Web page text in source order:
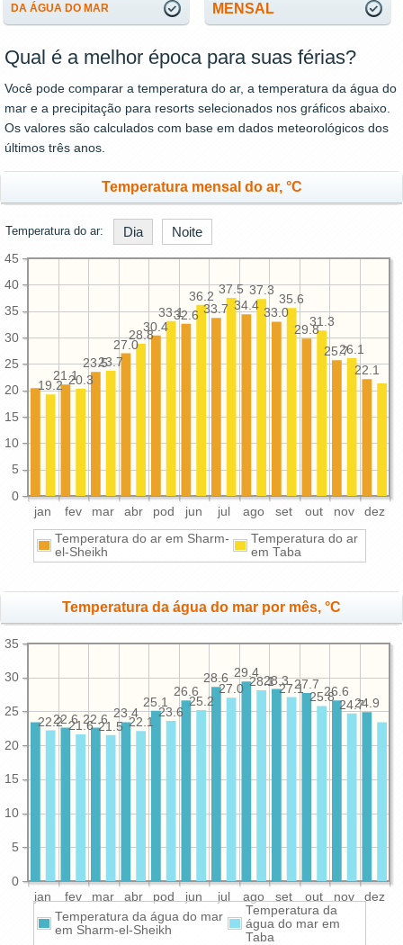
DA ÁGUA DO MAR
MENSAL
Qual é a melhor época para suas férias?
Você pode comparar a temperatura do ar, a temperatura da água do
mar e a precipitação para resorts selecionados nos gráficos abaixo.
Os valores são calculados com base em dados meteorológicos dos
últimos três anos.
Temperatura mensal do ar, °C
Temperatura do ar: Dia Noite
jan fev mar abr pod jun jul ago set out nov dez
0
5
10
15
20
25
30
35
40
45
22.1
25.7
29.8
33.0
34.4
33.7
32.6
30.4
27.0
23.5
21.1
26.1
31.3
35.6
37.3
37.5
36.2
33.1
28.8
23.7
20.3
19.2
Temperatura do ar em Sharm-
el-Sheikh
Temperatura do ar
em Taba
Temperatura da água do mar por mês, °C
jan fev mar abr pod jun jul ago set out nov dez
0
5
10
15
20
25
30
35
24.9
26.6
27.7
28.3
29.4
28.6
26.6
25.1
23.4
22.6
22.6
24.7
25.8
27.1
28.1
27.0
25.2
23.6
22.1
21.5
21.6
22.2
Temperatura da água do mar
em Sharm-el-Sheikh
Temperatura da
água do mar em
Taba